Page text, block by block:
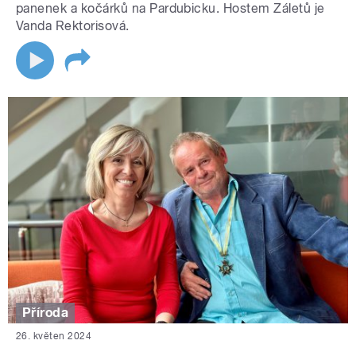
panenek a kočárků na Pardubicku. Hostem Záletů je
Vanda Rektorisová.
Příroda
26. květen 2024